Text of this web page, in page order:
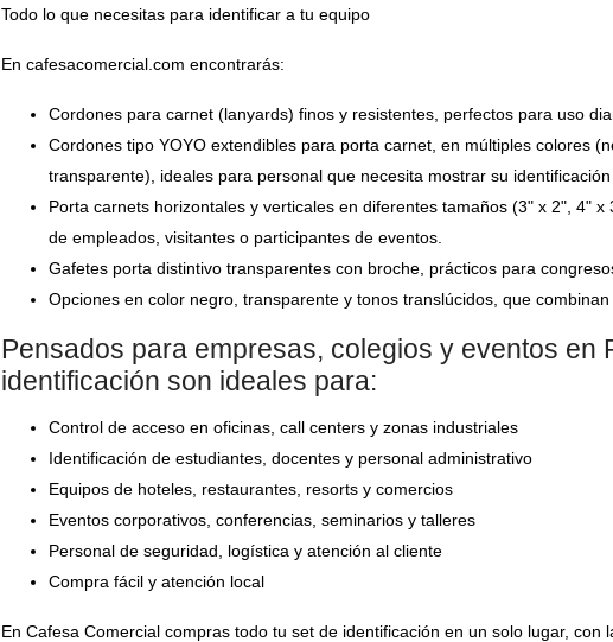
Todo lo que necesitas para identificar a tu equipo
En cafesacomercial.com encontrarás:
Cordones para carnet (lanyards) finos y resistentes, perfectos para uso
Cordones tipo YOYO extendibles para porta carnet, en múltiples colores
transparente), ideales para personal que necesita mostrar su
Porta carnets horizontales y verticales en diferentes tamaños (3" x 2", 4"
de empleados, visitantes o participantes de eventos.
Gafetes porta distintivo transparentes con broche, prácticos para
Opciones en color negro, transparente y tonos translúcidos, que
Pensados para empresas, colegios y eventos en
identificación son ideales para:
Control de acceso en oficinas, call centers y zonas industriales
Identificación de estudiantes, docentes y personal administrativo
Equipos de hoteles, restaurantes, resorts y comercios
Eventos corporativos, conferencias, seminarios y talleres
Personal de seguridad, logística y atención al cliente
Compra fácil y atención local
En Cafesa Comercial compras todo tu set de identificación en un solo lugar,